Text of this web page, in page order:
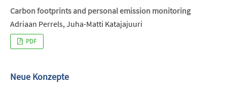
Carbon footprints and personal emission monitoring
Adriaan Perrels, Juha-Matti Katajajuuri
PDF
Neue Konzepte